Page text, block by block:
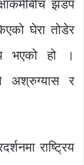
झडप
घेरा तोडेर
भएको हो ।
अश्रुग्यास र
राष्ट्रिय